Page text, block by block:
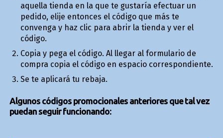
aquella tienda en la que te gustaría efectuar un
pedido, elije entonces el código que más te
convenga y haz clic para abrir la tienda y ver el
código.
Copia y pega el código. Al llegar al formulario de
compra copia el código en espacio correspondiente.
Se te aplicará tu rebaja.
Algunos códigos promocionales anteriores que tal vez
puedan seguir funcionando: